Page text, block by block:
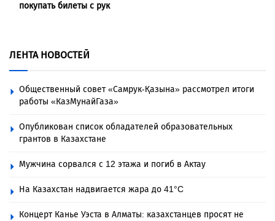
покупать билеты с рук
ЛЕНТА НОВОСТЕЙ
Общественный совет «Самрук-Қазына» рассмотрел итоги
работы «КазМунайГаза»
Опубликован список обладателей образовательных
грантов в Казахстане
Мужчина сорвался с 12 этажа и погиб в Актау
На Казахстан надвигается жара до 41°C
Концерт Канье Уэста в Алматы: казахстанцев просят не